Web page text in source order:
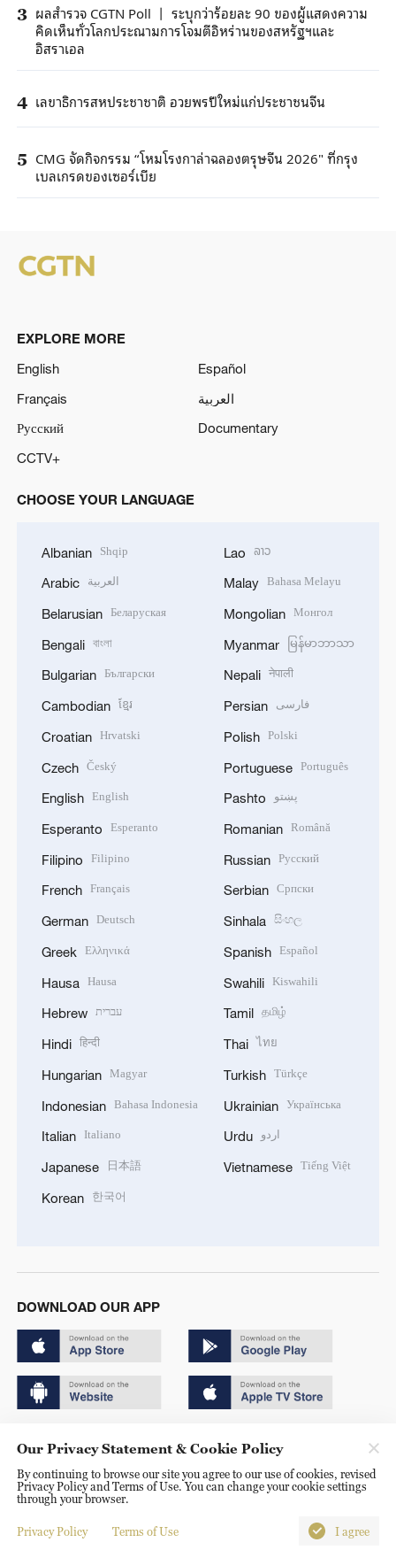
3 ผลสำรวจ CGTN Poll 丨 ระบุกว่าร้อยละ 90 ของผู้แสดงความ
คิดเห็นทั่วโลกประณามการโจมตีอิหร่านของสหรัฐฯและ
อิสราเอล
4 เลขาธิการสหประชาชาติ อวยพรปีใหม่แก่ประชาชนจีน
5 CMG จัดกิจกรรม “โหมโรงกาล่าฉลองตรุษจีน 2026" ที่กรุง
เบลเกรดของเซอร์เบีย
EXPLORE MORE
English
Español
Français
العربية
Русский
Documentary
CCTV+
CHOOSE YOUR LANGUAGE
Albanian Shqip
Arabic العربية
Belarusian Беларуская
Bengali বাংলা
Bulgarian Български
Cambodian ខ្មែរ
Croatian Hrvatski
Czech Český
English English
Esperanto Esperanto
Filipino Filipino
French Français
German Deutsch
Greek Ελληνικά
Hausa Hausa
Hebrew עברית
Hindi हिन्दी
Hungarian Magyar
Indonesian Bahasa Indonesia
Italian Italiano
Japanese 日本語
Korean 한국어
Lao ລາວ
Malay Bahasa Melayu
Mongolian Монгол
Myanmar မြန်မာဘာသာ
Nepali नेपाली
Persian فارسی
Polish Polski
Portuguese Português
Pashto پښتو
Romanian Română
Russian Русский
Serbian Српски
Sinhala සිංහල
Spanish Español
Swahili Kiswahili
Tamil தமிழ்
Thai ไทย
Turkish Türkçe
Ukrainian Українська
Urdu اردو
Vietnamese Tiếng Việt
DOWNLOAD OUR APP
京ICP备20000184号
京公网安备 11010502050052号
Disinformation report hotline: 010-85061466
Our Privacy Statement & Cookie Policy
By continuing to browse our site you agree to our use of cookies, revised
Privacy Policy and Terms of Use. You can change your cookie settings
through your browser.
Privacy Policy Terms of Use I agree